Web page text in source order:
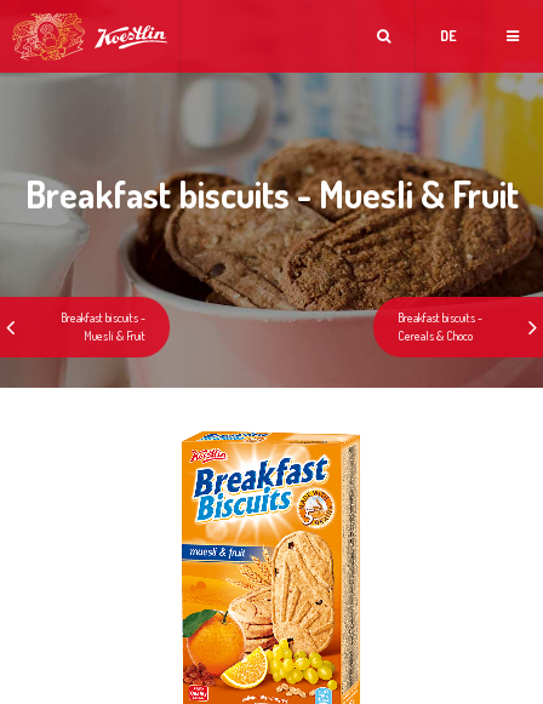
DE
Breakfast biscuits - Muesli & Fruit